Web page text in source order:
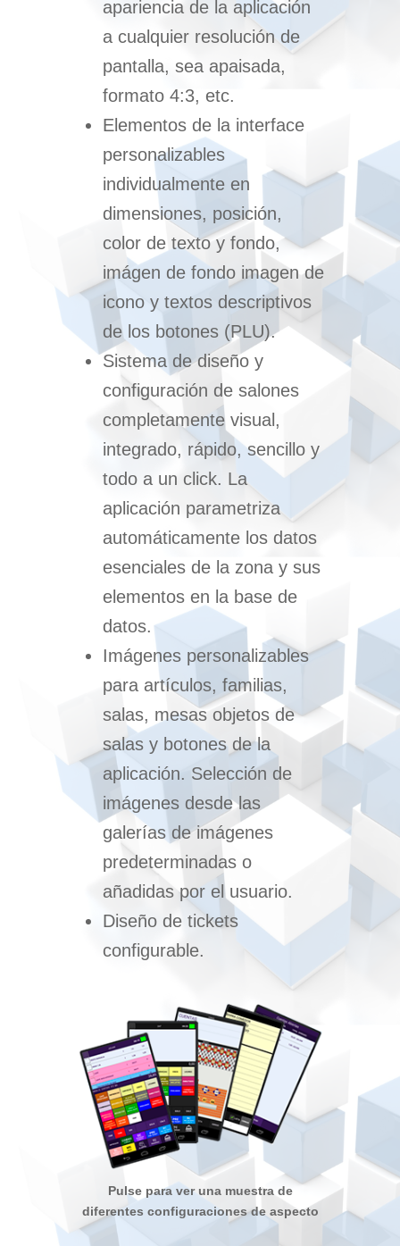
apariencia de la aplicación
a cualquier resolución de
pantalla, sea apaisada,
formato 4:3, etc.
Elementos de la interface
personalizables
individualmente en
dimensiones, posición,
color de texto y fondo,
imágen de fondo imagen de
icono y textos descriptivos
de los botones (PLU).
Sistema de diseño y
configuración de salones
completamente visual,
integrado, rápido, sencillo y
todo a un click. La
aplicación parametriza
automáticamente los datos
esenciales de la zona y sus
elementos en la base de
datos.
Imágenes personalizables
para artículos, familias,
salas, mesas objetos de
salas y botones de la
aplicación. Selección de
imágenes desde las
galerías de imágenes
predeterminadas o
añadidas por el usuario.
Diseño de tickets
configurable.
Pulse para ver una muestra de
diferentes configuraciones de aspecto